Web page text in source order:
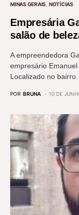
MINAS GERAIS NOTÍCIAS
Empresária
salão de
A empreendedora
empresário
Localizado no bairro…
POR BRUNA 10 DE